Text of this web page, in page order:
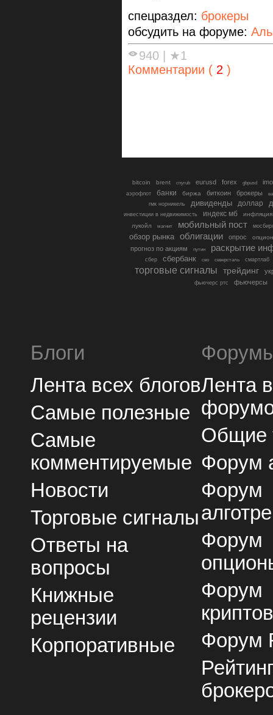
спецраздел: брокеры
обсудить на форуме:
940
★1
Комментарии ( 2 )
bitcoin brent cnyrub eurusd forex gbpusd
аэрофлот банки биржа биткоин брокеры
гмк норникель
дивиденды доллар
инвестиции в недвижимость индекс мб
инфляция
лукойл
магнит мобильный пост
обзор рынка облигации опрос
прогноз по акциям путин раскрытие
сбер сбербанк сво северсталь смартлаб
торговые сигналы трейдинг
фьючерс ртс фьючерсы
Блоги
Лента всех блогов
Самые полезные
Самые
комментируемые
Новости
Торговые сигналы
Ответы на
вопросы
Книжные
рецензии
Корпоративные
Лента
Общие
Форум
Форум
Форум
Форум
Форум